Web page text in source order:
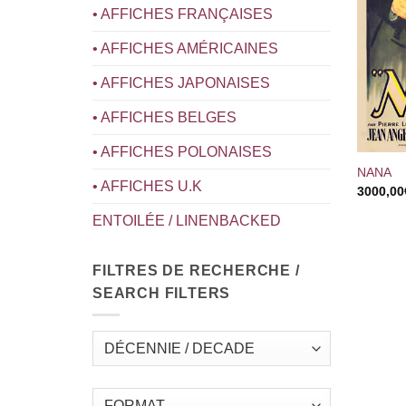
• AFFICHES FRANÇAISES
• AFFICHES AMÉRICAINES
• AFFICHES JAPONAISES
• AFFICHES BELGES
• AFFICHES POLONAISES
• AFFICHES U.K
ENTOILÉE / LINENBACKED
FILTRES DE RECHERCHE /
SEARCH FILTERS
+
NANA
3000,00